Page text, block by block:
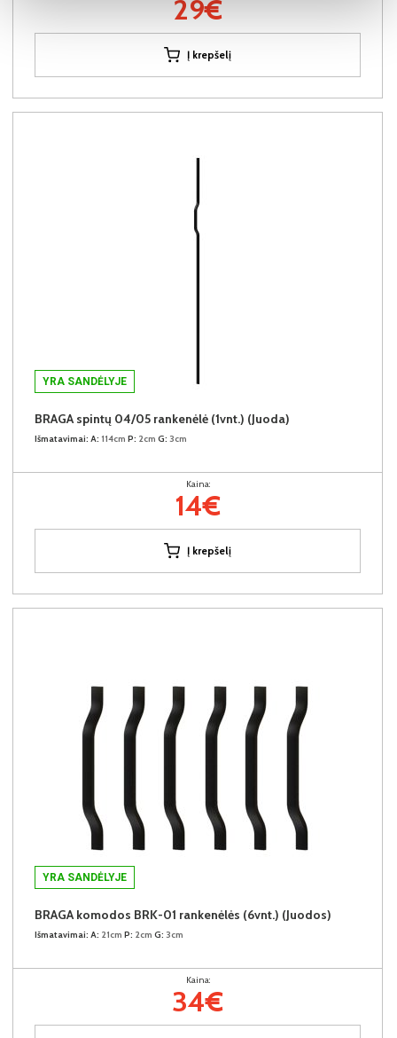
29€
Į krepšelį
YRA SANDĖLYJE
BRAGA spintų 04/05 rankenėlė (1vnt.) (Juoda)
Išmatavimai: A: 114cm P: 2cm G: 3cm
Kaina:
14€
Į krepšelį
YRA SANDĖLYJE
BRAGA komodos BRK-01 rankenėlės (6vnt.) (Juodos)
Išmatavimai: A: 21cm P: 2cm G: 3cm
Kaina:
34€